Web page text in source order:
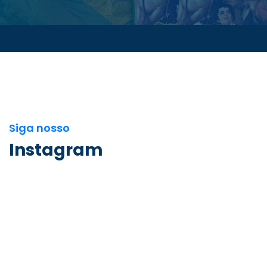
Siga nosso
Instagram